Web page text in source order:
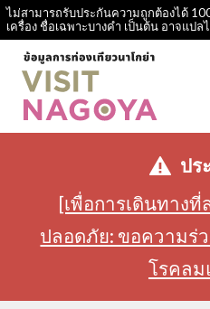
ไม่สามารถรับประกันความถูกต้องได้
เครื่อง ชื่อเฉพาะบางคำ เป็นต้น อาจแป
ปร
[เพื่อการเดินทาง
ปลอดภัย: ขอความร่
โรคลม